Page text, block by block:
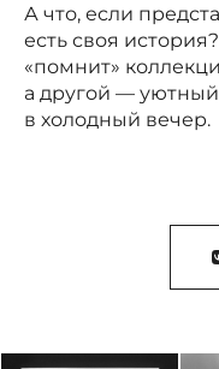
А что, если
есть своя
«помнит»
а другой —
в холодный вечер.